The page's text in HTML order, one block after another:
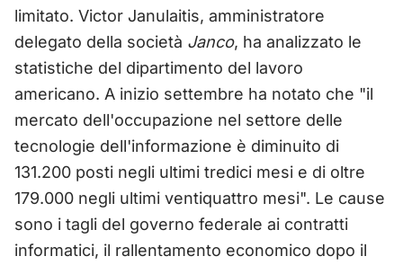
limitato. Victor Janulaitis, amministratore
delegato della società Janco, ha analizzato le
statistiche del dipartimento del lavoro
americano. A inizio settembre ha notato che "il
mercato dell'occupazione nel settore delle
tecnologie dell'informazione è diminuito di
131.200 posti negli ultimi tredici mesi e di oltre
179.000 negli ultimi ventiquattro mesi". Le cause
sono i tagli del governo federale ai contratti
informatici, il rallentamento economico dopo il